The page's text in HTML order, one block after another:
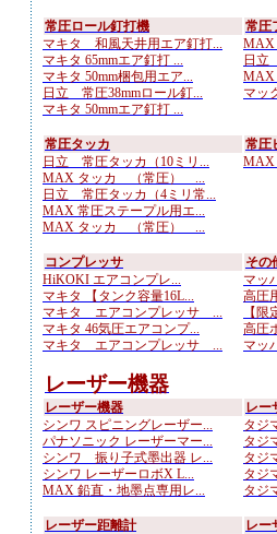
常圧ロール釘打機
マキタ 和風天井用エア釘打...
マキタ 65mmエア釘打 ...
マキタ 50mm梱包用エア...
日立 常圧38mmロール釘...
マキタ 50mmエア釘打 ...
常圧
MAX
日立
MAX
マッ
常圧タッカ
日立 常圧タッカ（10ミリ...
MAX タッカ （常圧） ...
日立 常圧タッカ（4ミリ常...
MAX 常圧ステープル用エ...
MAX タッカ （常圧） ...
常圧
MAX
コンプレッサ
HiKOKI エアコンプレ...
マキタ 【タンク容量16L...
マキタ エアコンプレッサ ...
マキタ 46気圧エアコンプ...
マキタ エアコンプレッサ ...
その
マッ
高圧
【
高圧
マッ
レーザー機器
レーザー機器
シンワ スピニングレーザー...
パナソニック レーザーマー...
シンワ 振り子式墨出器 レ...
シンワ レーザーロボX L...
MAX 鉛直・地墨点専用レ...
レー
タジ
タジ
タジ
タジ
タジ
レーザー距離計
レー